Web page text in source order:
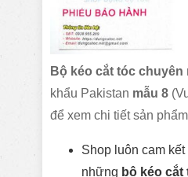
Bộ kéo cắt tóc chuyên
khẩu Pakistan mẫu 8
để xem chi tiết sản
Shop luôn cam
những bộ kéo cắt